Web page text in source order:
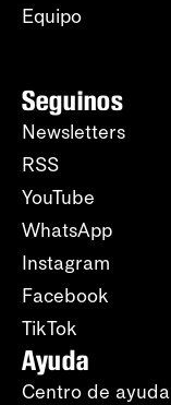
Equipo
Seguinos
Newsletters
RSS
YouTube
WhatsApp
Instagram
Facebook
TikTok
Ayuda
Centro de ayuda